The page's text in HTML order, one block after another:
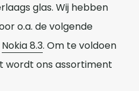
glas. Wij hebben
o.a. de volgende
Nokia 8.3. Om te voldoen
wordt ons assortiment